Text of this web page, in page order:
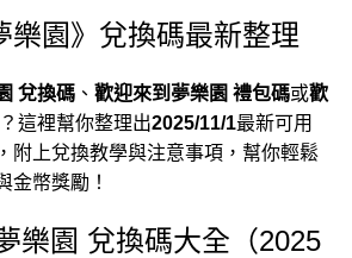
樂園》兌換碼最新整理
兌換碼 、 歡迎來到夢樂園 禮包碼或歡
？這裡幫你整理出2025/11/1最新可用
附上兌換教學與注意事項，幫你輕鬆
金幣獎勵！
樂園 兌換碼大全（2025